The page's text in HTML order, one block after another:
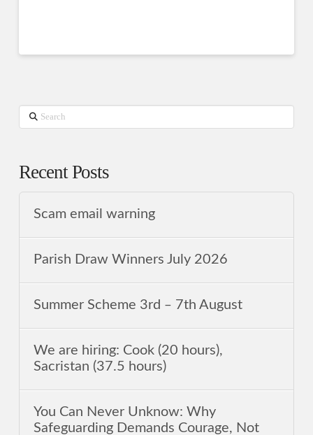
Search
Recent Posts
Scam email warning
Parish Draw Winners July 2026
Summer Scheme 3rd ‒ 7th August
We are hiring: Cook (20 hours),
Sacristan (37.5 hours)
You Can Never Unknow: Why
Safeguarding Demands Courage, Not